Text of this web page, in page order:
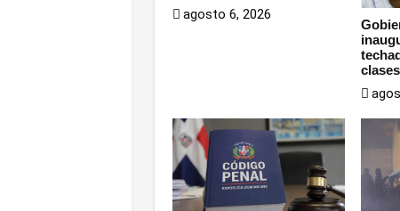
agosto 6, 2026
clases